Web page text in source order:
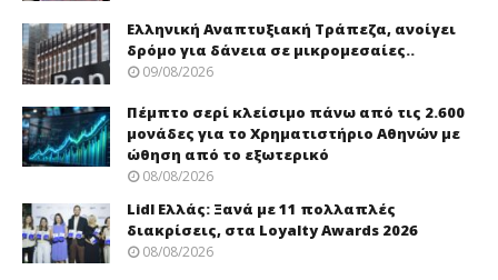
Ελληνική Αναπτυξιακή Τράπεζα, ανοίγει
δρόμο για δάνεια σε μικρομεσαίες..
09/08/2026
Πέμπτο σερί κλείσιμο πάνω από τις 2.600
μονάδες για το Χρηματιστήριο Αθηνών με
ώθηση από το εξωτερικό
08/08/2026
Lidl Ελλάς: Ξανά με 11 πολλαπλές
διακρίσεις, στα Loyalty Awards 2026
08/08/2026